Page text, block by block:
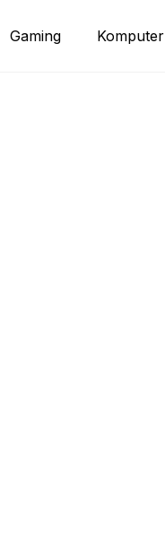
Gaming Komputer